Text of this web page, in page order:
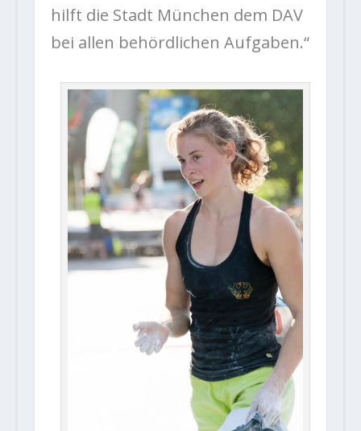
hilft die Stadt München dem DAV
bei allen behördlichen Aufgaben.“